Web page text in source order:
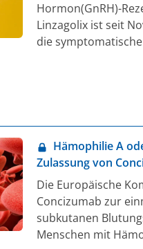
Hormon(GnRH)-
Linzagolix ist seit
die
gebärfähigen Alter
Therapie (ABT) und
Patientinnen,
Vorgeschichte
chirurgisch
September 2024
Theramex in den
oder 200 mg – mit
ABT – zur
Hämophilie A
Zulassung von
Die Europäische
Concizumab zur
subkutanen
Menschen mit